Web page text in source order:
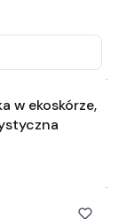
w ekoskórze,